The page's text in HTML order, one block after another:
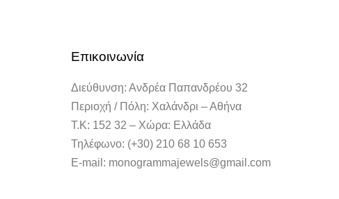
Επικοινωνία
Διεύθυνση: Ανδρέα Παπανδρέου 32
Περιοχή / Πόλη: Χαλάνδρι – Αθήνα
Τ.Κ: 152 32 – Χώρα: Ελλάδα
Τηλέφωνο: (+30) 210 68 10 653
E-mail: monogrammajewels@gmail.com